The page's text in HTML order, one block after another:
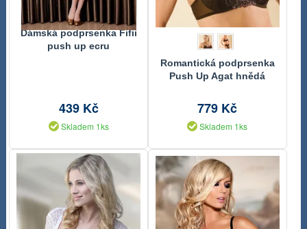
Dámská podprsenka Fifii
push up ecru
439 Kč
Skladem 1ks
Romantická podprsenka
Push Up Agat hnědá
779 Kč
Skladem 1ks